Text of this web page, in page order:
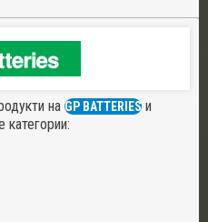
на GP BATTERIES и
категории: